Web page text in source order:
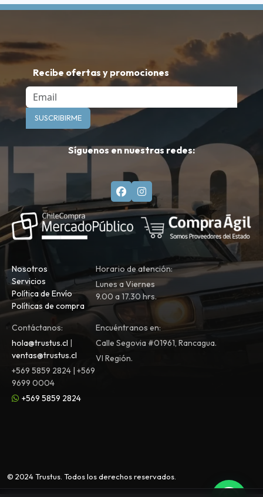
Recibe ofertas y promociones
Email
SUSCRIBIRME
Síguenos en nuestras redes:
Nosotros
Servicios
Política de Envío
Políticas de compra
Horario de atención:
Lunes a Viernes
9.00 a 17.30 hrs.
Contáctanos:
hola@trustus.cl |
ventas@trustus.cl
+569 5859 2824 | +569
9699 0004
+569 5859 2824
Encuéntranos en:
Calle Segovia #01961, Rancagua.
VI Región.
© 2024 Trustus. Todos los derechos reservados.